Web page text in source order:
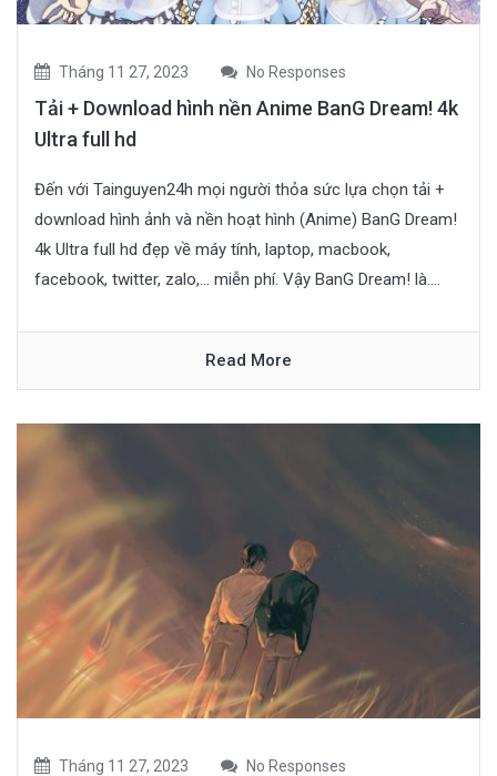
Tháng 11 27, 2023 No Responses
Tải + Download hình nền Anime BanG Dream! 4k
Ultra full hd
Đến với Tainguyen24h mọi người thỏa sức lựa chọn tải +
download hình ảnh và nền hoạt hình (Anime) BanG Dream!
4k Ultra full hd đẹp về máy tính, laptop, macbook,
facebook, twitter, zalo,… miễn phí. Vậy BanG Dream! là....
Read More
Tháng 11 27, 2023 No Responses